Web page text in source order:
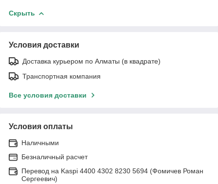
Скрыть
Условия доставки
Доставка курьером по Алматы (в квадрате)
Транспортная компания
Все условия доставки
Условия оплаты
Наличными
Безналичный расчет
Перевод на Kaspi 4400 4302 8230 5694 (Фомичев Роман
Сергеевич)